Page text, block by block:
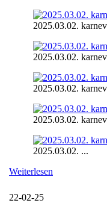
2025.03.02.
2025.03.02.
2025.03.02.
2025.03.02.
2025.03.02. ...
Weiterlesen
22-02-25